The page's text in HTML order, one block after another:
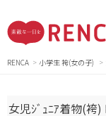
RENCA 小学生 袴(女の子)
女児ｼﾞｭﾆｱ着物(袴